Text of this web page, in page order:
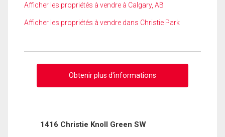
Afficher les propriétés à vendre à Calgary, AB
Afficher les propriétés à vendre dans Christie Park
Obtenir plus d'informations
1416 Christie Knoll Green SW